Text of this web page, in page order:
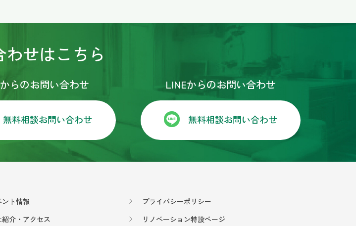
も色々と細かく相談させていただいた件なども担当の松尾さんが丁寧に対応
な住まいになり、その上リフォーム代金も良心的なお値段でしたので大満足
ライさん)又ご連絡してお願いしたいと思っております。
りだったので、営業の方が親切､丁寧に説明や提案をして頂き､とても助かり
。次回もまたお願いしたいと思います。ありがとうございました。
チンと洗面、浴室、和室があるのですが１階部分しか使わないので洗面と浴
きってリフォームを考えました。古い家の造りと予算の関係もあり残念なが
てキッチン、洗面、浴室のリフォーム、和室及び１階の内装をして頂きまし
本当に有り難かったです。腕のいい職人さん方のご好意で大変満足に仕上が
びでカプライさんに決めたのは２年半前に遡ります。浴室をリフォームした
わせはこちら
らのお問い合わせ
無料相談お問い合わせ
LINEからのお問い合わせ
無料相談お問い合わせ
ント情報
紹介・アクセス
プライバシーポリシー
リノベーション特設ページ